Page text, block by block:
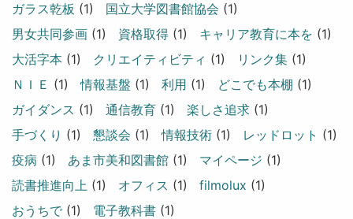
ガラス乾板 (1) 国立大学図書館協会 (1)
男女共同参画(1) 資格取得(1) キャリア教育に本を (1)
大活字本(1) クリエイティビティ (1) リンク集(1)
ＮＩＥ (1) 情報基盤 (1) 利用 (1) どこでも本棚 (1)
ガイダンス (1) 通信教育(1) 楽しさ追求(1)
手づくり (1) 懇談会 (1) 情報技術(1) レッドロット (1)
疫病 (1) あま市美和図書館(1) マイページ (1)
読書推進向上(1) オフィス (1) filmolux (1)
おうちで(1) 電子教科書(1)